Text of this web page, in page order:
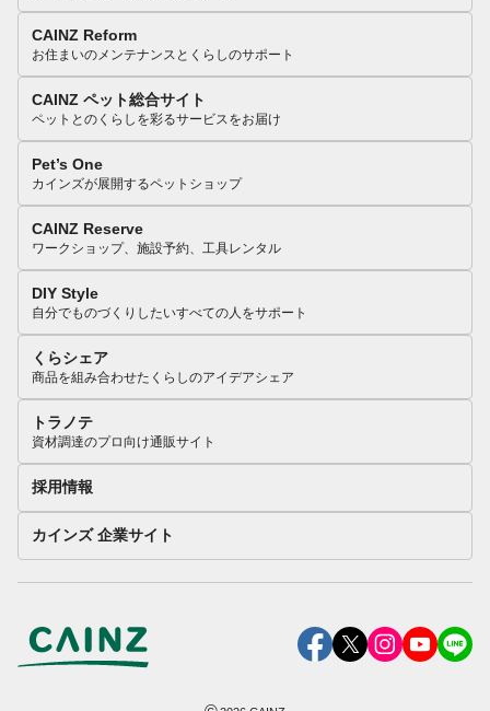
CAINZ Reform
お住まいのメンテナンスとくらしのサポート
CAINZ ペット総合サイト
ペットとのくらしを彩るサービスをお届け
Pet’s One
カインズが展開するペットショップ
CAINZ Reserve
ワークショップ、施設予約、工具レンタル
DIY Style
自分でものづくりしたいすべての人をサポート
くらシェア
商品を組み合わせたくらしのアイデアシェア
トラノテ
資材調達のプロ向け通販サイト
採用情報
カインズ 企業サイト